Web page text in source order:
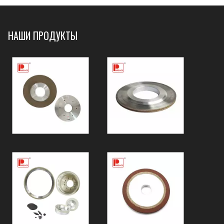
НАШИ ПРОДУКТЫ